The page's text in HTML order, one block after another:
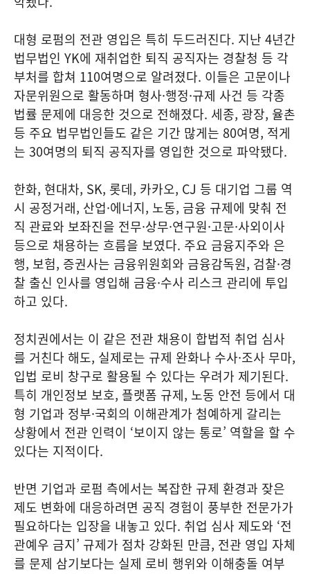
대형 로펌의 전관 영입은 특히 두드러진다. 지난 4년간
법무법인 YK에 재취업한 퇴직 공직자는 경찰청 등 각
부처를 합쳐 110여명으로 알려졌다. 이들은 고문이나
자문위원으로 활동하며 형사·행정·규제 사건 등 각종
법률 문제에 대응한 것으로 전해졌다. 세종, 광장, 율촌
등 주요 법무법인들도 같은 기간 많게는 80여명, 적게
는 30여명의 퇴직 공직자를 영입한 것으로 파악됐다.
한화, 현대차, SK, 롯데, 카카오, CJ 등 대기업 그룹 역
시 공정거래, 산업·에너지, 노동, 금융 규제에 맞춰 전
직 관료와 보좌진을 전무·상무·연구원·고문·사외이사
등으로 채용하는 흐름을 보였다. 주요 금융지주와 은
행, 보험, 증권사는 금융위원회와 금융감독원, 검찰·경
찰 출신 인사를 영입해 금융·수사 리스크 관리에 투입
하고 있다.
정치권에서는 이 같은 전관 채용이 합법적 취업 심사
를 거친다 해도, 실제로는 규제 완화나 수사·조사 무마,
입법 로비 창구로 활용될 수 있다는 우려가 제기된다.
특히 개인정보 보호, 플랫폼 규제, 노동 안전 등에서 대
형 기업과 정부·국회의 이해관계가 첨예하게 갈리는
상황에서 전관 인력이 ‘보이지 않는 통로’ 역할을 할 수
있다는 지적이다.
반면 기업과 로펌 측에서는 복잡한 규제 환경과 잦은
제도 변화에 대응하려면 공직 경험이 풍부한 전문가가
필요하다는 입장을 내놓고 있다. 취업 심사 제도와 ‘전
관예우 금지’ 규제가 점차 강화된 만큼, 전관 영입 자체
를 문제 삼기보다는 실제 로비 행위와 이해충돌 여부